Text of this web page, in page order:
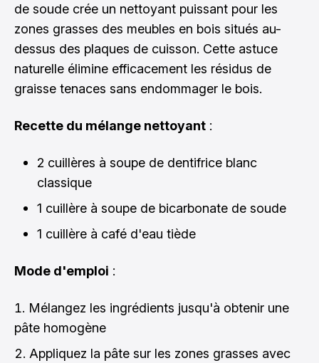
de soude crée un nettoyant puissant pour les
zones grasses des meubles en bois situés au-
dessus des plaques de cuisson. Cette astuce
naturelle élimine efficacement les résidus de
graisse tenaces sans endommager le bois.
Recette du mélange nettoyant :
2 cuillères à soupe de dentifrice blanc
classique
1 cuillère à soupe de bicarbonate de soude
1 cuillère à café d'eau tiède
Mode d'emploi :
Mélangez les ingrédients jusqu'à obtenir une
pâte homogène
Appliquez la pâte sur les zones grasses avec